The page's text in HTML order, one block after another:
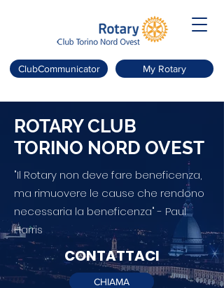
ClubCommunicator My Rotary
ROTARY CLUB
TORINO NORD OVEST
"Il Rotary non deve fare beneficenza,
ma rimuovere le cause che rendono
necessaria la beneficenza" - Paul
Harris
CONTATTACI
CHIAMA